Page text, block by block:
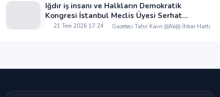
Iğdır iş insanı ve Halkların Demokratik
Kongresi İstanbul Meclis Üyesi Serhat
Kaya’dan Iğdır Tanıtım Günleri’nde birlik ve
21 Tem 2026 17:24 Gazeteci Tahir Kavri (((Alo))) İhbar Hattı